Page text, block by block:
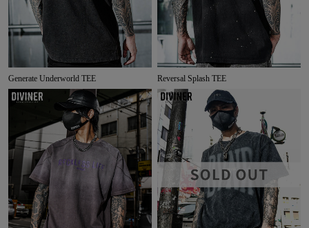
Generate Underworld TEE Reversal Splash TEE